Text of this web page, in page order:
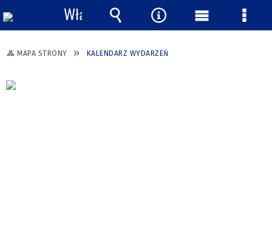
MAPA STRONY KALENDARZ WYDARZEŃ
Włącz
powiadomienia
Wyszukiwarka
Narzędzia
Menu Menu